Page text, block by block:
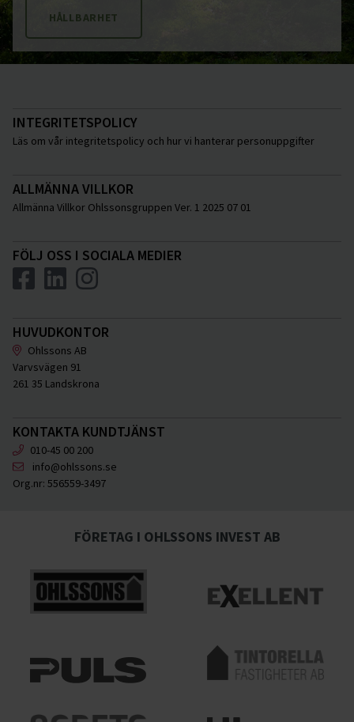
HÅLLBARHET
INTEGRITETSPOLICY
Läs om vår integritetspolicy och hur vi hanterar personuppgifter
ALLMÄNNA VILLKOR
Allmänna Villkor Ohlssonsgruppen Ver. 1 2025 07 01
FÖLJ OSS I SOCIALA MEDIER
HUVUDKONTOR
Ohlssons AB
Varvsvägen 91
261 35 Landskrona
KONTAKTA KUNDTJÄNST
010-45 00 200
info@ohlssons.se
Org.nr: 556559-3497
FÖRETAG I OHLSSONS INVEST AB